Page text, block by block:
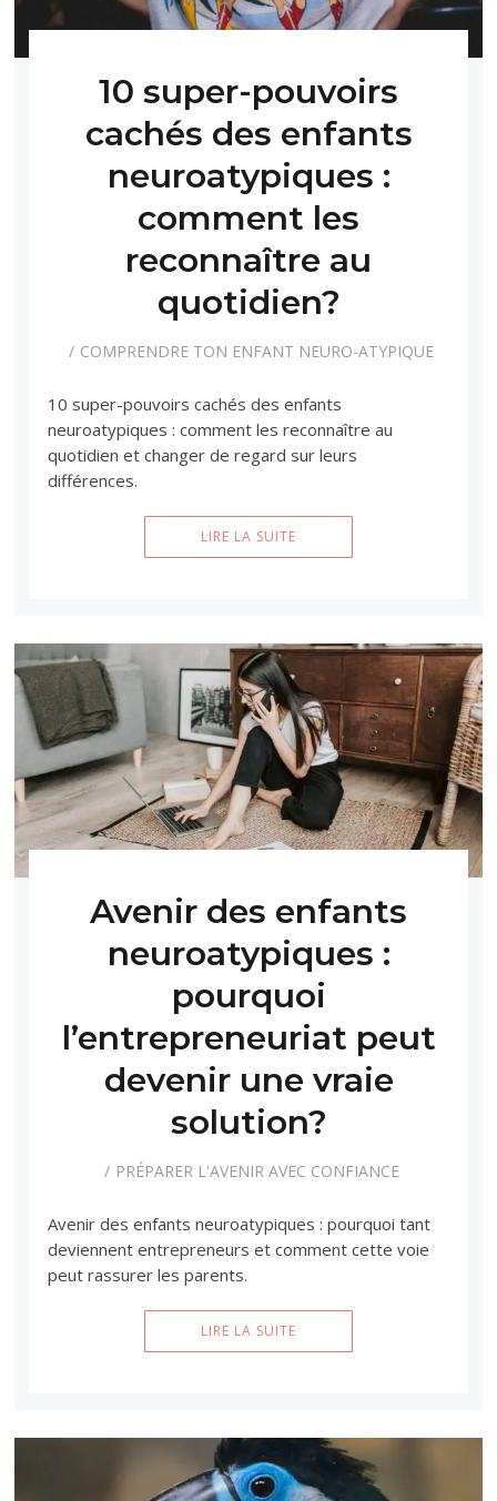
10 super-pouvoirs
cachés des enfants
neuroatypiques :
comment les
reconnaître au
quotidien?
COMPRENDRE TON ENFANT NEURO-ATYPIQUE
10 super-pouvoirs cachés des enfants
neuroatypiques : comment les reconnaître au
quotidien et changer de regard sur leurs
différences.
LIRE LA SUITE
Avenir des enfants
neuroatypiques :
pourquoi
l’entrepreneuriat peut
devenir une vraie
solution?
PRÉPARER L'AVENIR AVEC CONFIANCE
Avenir des enfants neuroatypiques : pourquoi tant
deviennent entrepreneurs et comment cette voie
peut rassurer les parents.
LIRE LA SUITE